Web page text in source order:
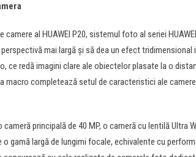
al HUAWEI P20, sistemul foto al seriei
mai largă și să dea un efect tridimensional
ce redă imagini clare ale obiectelor plasate la o
macro completează setul de caracteristici ale
principală de 40 MP, o cameră cu lentilă Ultra
o gamă largă de lungimi focale, echivalente cu